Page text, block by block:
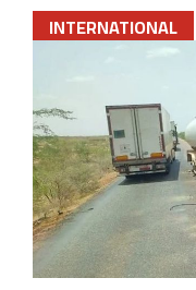
INTERNATIONAL